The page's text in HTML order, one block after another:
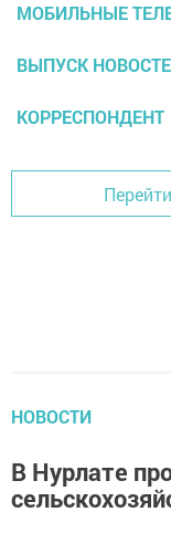
МОБИЛЬНЫЕ
ВЫПУСК
КОРРЕСПОНДЕНТ
НОВОСТИ
В Нурлате